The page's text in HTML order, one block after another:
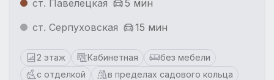
ст. Павелецкая
5 мин
ст. Серпуховская
15 мин
2 этаж Кабинетная
без мебели
с отделкой
в пределах садового кольца